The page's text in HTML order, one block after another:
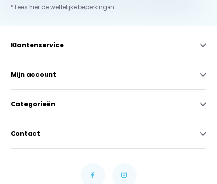
* Lees hier de wettelijke beperkingen
Klantenservice
Mijn account
Categorieën
Contact